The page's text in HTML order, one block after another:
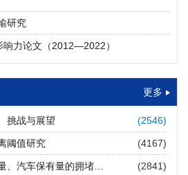
)
公路系统韧性提升方法
立栋, 宋志英, 郑帅
https://doi.org/10.16503/j.cnki.2095-
)
法及应用
谦, 刘聂旸子, 杨诗雨
https://doi.org/10.16503/j.cnki.2095-
研究
响力论文（2012—2022）
例 更多
挑战与展望 (2546)
阈值研究 (4167)
(2841)